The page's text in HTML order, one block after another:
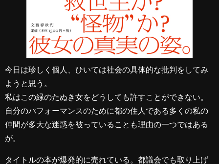
今日は珍しく個人、ひいては社会の具体的な批判をしてみ
ようと思う。
私はこの緑のたぬき女をどうしても許すことができない。
自分のパフォーマンスのために都の住人である多くの私の
仲間が多大な迷惑を被っていることも理由の一つではある
が。
タイトルの本が爆発的に売れている。都議会でも取り上げ